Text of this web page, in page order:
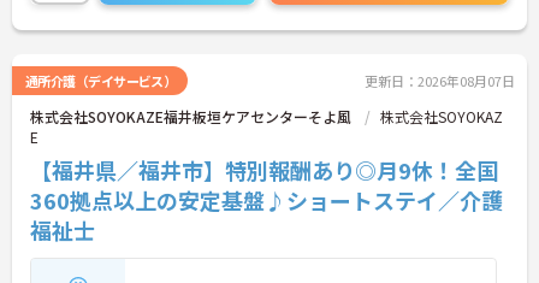
通所介護（デイサービス） 更新日：2026年08月07日
株式会社SOYOKAZE福井板垣ケアセンターそよ風
株式会社SOYOKAZ
E
【福井県／福井市】特別報酬あり◎月9休！全国
360拠点以上の安定基盤♪ショートステイ／介護
福祉士